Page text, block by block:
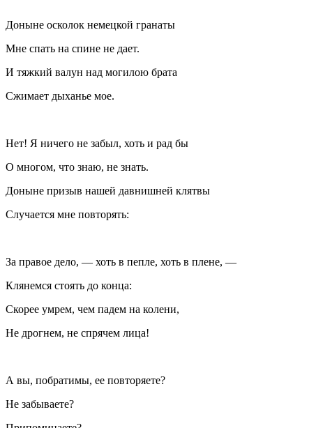
Доныне осколок немецкой гранаты
Мне спать на спине не дает.
И тяжкий валун над могилою брата
Сжимает дыханье мое.
Нет! Я ничего не забыл, хоть и рад бы
О многом, что знаю, не знать.
Доныне призыв нашей давнишней клятвы
Случается мне повторять:
За правое дело, — хоть в пепле, хоть в плене, —
Клянемся стоять до конца:
Скорее умрем, чем падем на колени,
Не дрогнем, не спрячем лица!
А вы, побратимы, ее повторяете?
Не забываете?